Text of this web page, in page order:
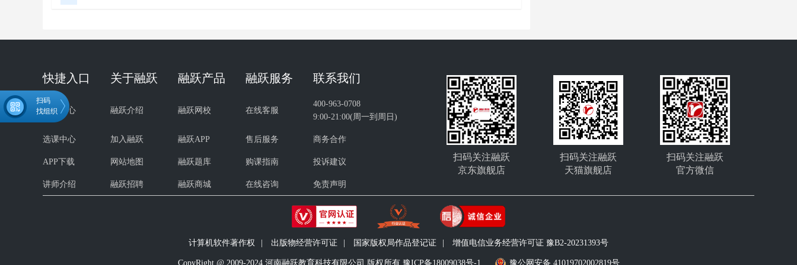
扫码
找组织
微信扫码关注公众号 领取CPA学习资料
快捷入口 关于融跃 融跃产品 融跃服务 联系我们
试听中心 融跃介绍 融跃网校 在线客服
400-963-0708
9:00-21:00(周一到周日)
选课中心 加入融跃 融跃APP 售后服务 商务合作
APP下载 网站地图 融跃题库 购课指南 投诉建议
讲师介绍 融跃招聘 融跃商城 在线咨询 免责声明
扫码关注融跃
京东旗舰店
扫码关注融跃
天猫旗舰店
扫码关注融跃
官方微信
计算机软件著作权 出版物经营许可证 国家版权局作品登记证 增值电信业务经营许可证 豫B2-20231393号
CopyRight @ 2009-2024 河南融跃教育科技有限公司 版权所有 豫ICP备18009038号-1 豫公网安备 41019702002819号